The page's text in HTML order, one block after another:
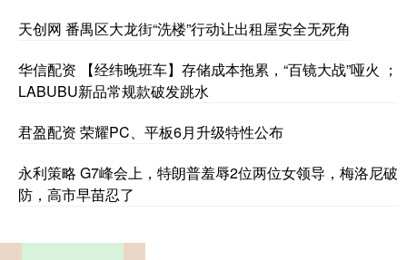
天创网 番禺区大龙街“洗楼”行动让出租屋安全无死角
华信配资 【经纬晚班车】存储成本拖累，“百镜大战”哑火 ；
LABUBU新品常规款破发跳水
君盈配资 荣耀PC、平板6月升级特性公布
永利策略 G7峰会上，特朗普羞辱2位两位女领导，梅洛尼破
防，高市早苗忍了